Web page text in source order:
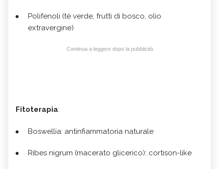
Polifenoli (tè verde, frutti di bosco, olio
extravergine)
Continua a leggere dopo la pubblicità
Fitoterapia:
Boswellia: antinfiammatoria naturale
Ribes nigrum (macerato glicerico): cortison-like